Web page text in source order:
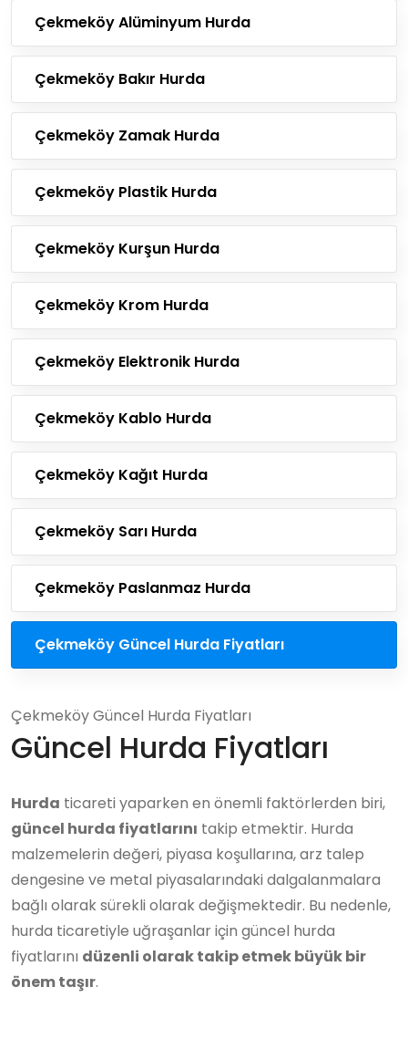
Çekmeköy Alüminyum Hurda
Çekmeköy Bakır Hurda
Çekmeköy Zamak Hurda
Çekmeköy Plastik Hurda
Çekmeköy Kurşun Hurda
Çekmeköy Krom Hurda
Çekmeköy Elektronik Hurda
Çekmeköy Kablo Hurda
Çekmeköy Kağıt Hurda
Çekmeköy Sarı Hurda
Çekmeköy Paslanmaz Hurda
Çekmeköy Güncel Hurda Fiyatları
Çekmeköy Güncel Hurda Fiyatları
Güncel Hurda Fiyatları
Hurda ticareti yaparken en önemli faktörlerden biri,
güncel hurda fiyatlarını takip etmektir. Hurda
malzemelerin değeri, piyasa koşullarına, arz talep
dengesine ve metal piyasalarındaki dalgalanmalara
bağlı olarak sürekli olarak değişmektedir. Bu nedenle,
hurda ticaretiyle uğraşanlar için güncel hurda
fiyatlarını düzenli olarak takip etmek büyük bir
önem taşır.